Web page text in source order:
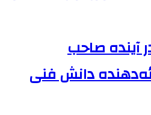
آینده صاحب
دانش فنی